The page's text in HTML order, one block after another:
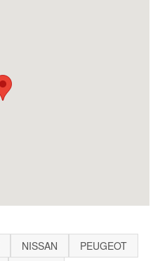
NISSAN
PEUGEOT